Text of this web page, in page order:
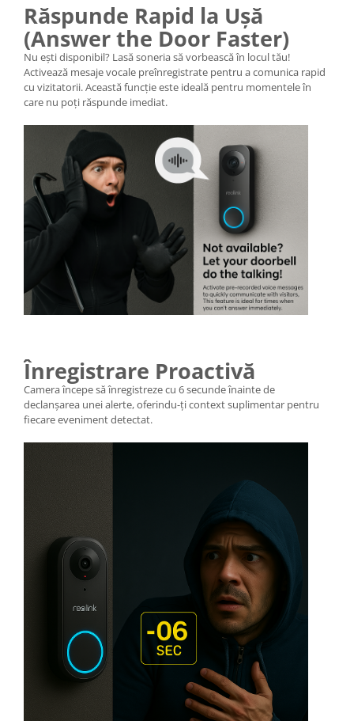
Răspunde Rapid la Ușă
(Answer the Door Faster)
Nu ești disponibil? Lasă soneria să vorbească în locul tău!
Activează mesaje vocale preînregistrate pentru a comunica rapid
cu vizitatorii. Această funcție este ideală pentru momentele în
care nu poți răspunde imediat.
Înregistrare Proactivă
Camera începe să înregistreze cu 6 secunde înainte de
declanșarea unei alerte, oferindu-ți context suplimentar pentru
fiecare eveniment detectat.